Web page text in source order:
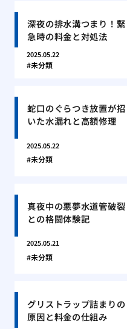
深夜の排水溝つまり！緊
急時の料金と対処法
2025.05.22
未分類
蛇口のぐらつき放置が招
いた水漏れと高額修理
2025.05.22
未分類
真夜中の悪夢水道管破裂
との格闘体験記
2025.05.21
未分類
グリストラップ詰まりの
原因と料金の仕組み